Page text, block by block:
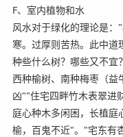
F、室内植物和水
风水对于绿化的理论是
寒。过厚则苦热。此中道
种些什么树？哪些又不宜
西种榆树、南种梅枣（
凶""住宅四畔竹木表翠进
庭心种木多闲困，长植
榆，百鬼不近"。"宅东有